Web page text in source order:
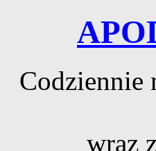
Codziennie
wraz